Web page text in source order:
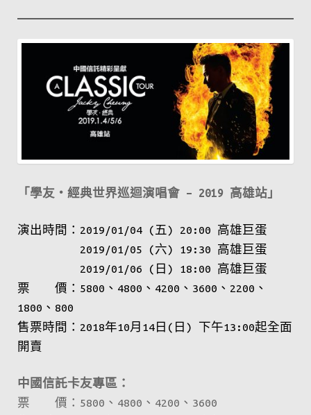
「學友 ‧ 經典世界巡迴演唱會 – 2019 高雄站」
演出時間：2019/01/04 (五) 20:00 高雄巨蛋
2019/01/05 (六) 19:30 高雄巨蛋
2019/01/06 (日) 18:00 高雄巨蛋
票 價：5800、4800、4200、3600、2200、
1800、800
售票時間：2018年10月14日(日) 下午13:00起全面
開賣
中國信託卡友專區：
票 價：5800、4800、4200、3600